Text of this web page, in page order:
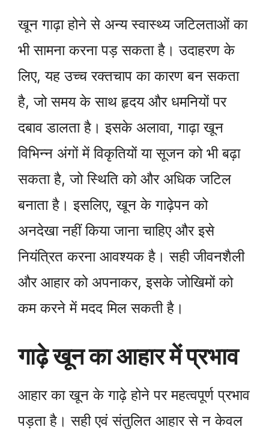
खून गाढ़ा होने से अन्य स्वास्थ्य जटिलताओं का
भी सामना करना पड़ सकता है। उदाहरण के
लिए, यह उच्च रक्तचाप का कारण बन सकता
है, जो समय के साथ हृदय और धमनियों पर
दबाव डालता है। इसके अलावा, गाढ़ा खून
विभिन्न अंगों में विकृतियों या सूजन को भी बढ़ा
सकता है, जो स्थिति को और अधिक जटिल
बनाता है। इसलिए, खून के गाढ़ेपन को
अनदेखा नहीं किया जाना चाहिए और इसे
नियंत्रित करना आवश्यक है। सही जीवनशैली
और आहार को अपनाकर, इसके जोखिमों को
कम करने में मदद मिल सकती है।
गाढ़े खून का आहार में प्रभाव
आहार का खून के गाढ़े होने पर महत्वपूर्ण प्रभाव
पड़ता है। सही एवं संतुलित आहार से न केवल